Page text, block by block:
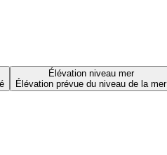
Élévation niveau mer
Élévation prévue du niveau de la mer